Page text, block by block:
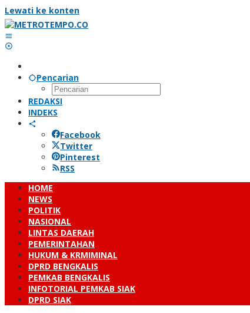
Lewati ke konten
Pencarian
REDAKSI
INDEKS
Facebook
Twitter
Pinterest
RSS
HOME
NEWS
POLITIK
NASIONAL
LINTAS DAERAH
PEMERINTAHAN
HUKUM & KRMIMINAL
DPRD BENGKALIS
PEMKAB BENGKALIS
INFOTORIAL PEMKAB SIAK
DPRD SIAK